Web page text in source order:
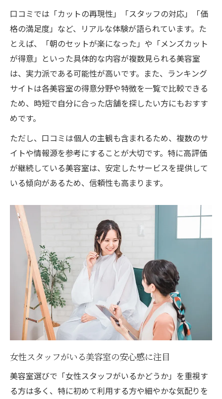
口コミでは「カットの再現性」「スタッフの対応」「価
格の満足度」など、リアルな体験が語られています。た
とえば、「朝のセットが楽になった」や「メンズカット
が得意」といった具体的な内容が複数見られる美容室
は、実力派である可能性が高いです。また、ランキング
サイトは各美容室の得意分野や特徴を一覧で比較できる
ため、時短で自分に合った店舗を探したい方にもおすす
めです。
ただし、口コミは個人の主観も含まれるため、複数のサ
イトや情報源を参考にすることが大切です。特に高評価
が継続している美容室は、安定したサービスを提供して
いる傾向があるため、信頼性も高まります。
女性スタッフがいる美容室の安心感に注目
美容室選びで「女性スタッフがいるかどうか」を重視す
る方は多く、特に初めて利用する方や細やかな気配りを